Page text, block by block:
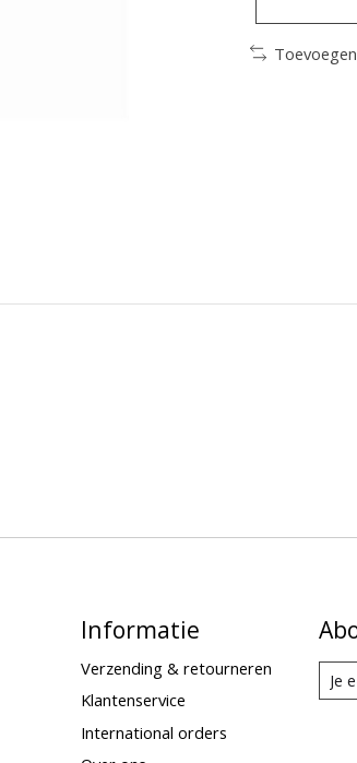
Informatie
Verzending & retourneren
Klantenservice
International orders